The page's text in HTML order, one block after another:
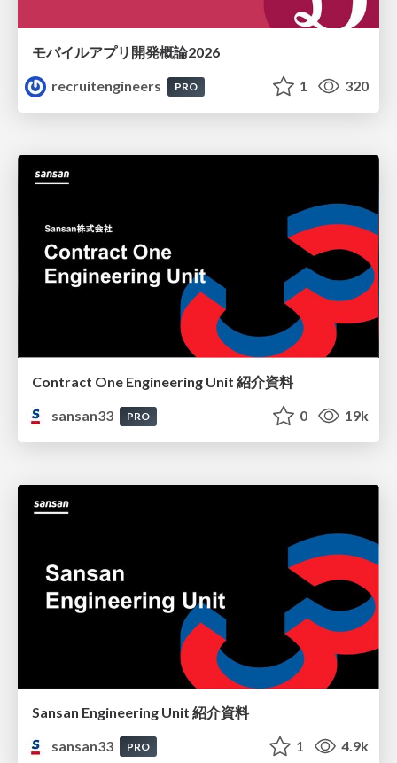
モバイルアプリ開発概論2026
recruitengineers
PRO 1 320
Contract One Engineering Unit 紹介資料
sansan33
PRO 0 19k
Sansan Engineering Unit 紹介資料
sansan33
PRO 1 4.9k